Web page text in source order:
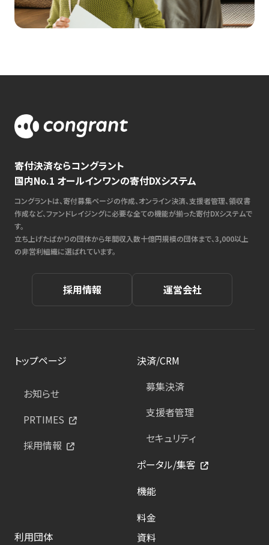
寄付決済ならコングラント
国内No.1 オールインワンの寄付DXシステム
コングラントは、寄付募集ページの作成、オンライン決済、支援者管理、領収書
作成など、ファンドレイジングに必要な全ての機能が揃った寄付DXシステムで
す。
立ち上げたばかりの団体から年間収入数十億円規模の団体まで、3,000以上
の非営利組織に選ばれています。
採用情報 運営会社
トップページ
お知らせ
PRTIMES
採用情報
決済/CRM
募集決済
支援者管理
セキュリティ
ポータル/集客
機能
料金
利用団体
資料